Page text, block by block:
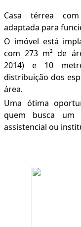
Casa térrea
adaptada para
O imóvel está
com 273 m² de
2014) e 10
distribuição dos
área.
Uma ótima
quem busca um
assistencial ou